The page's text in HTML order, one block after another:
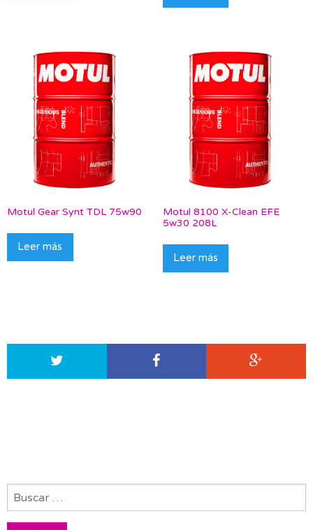
Motul Gear Synt TDL 75w90
Leer más
Motul 8100 X-Clean EFE
5w30 208L
Leer más